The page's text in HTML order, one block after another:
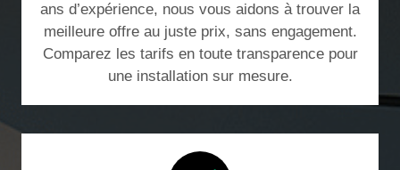
ans d’expérience, nous vous aidons à trouver la
meilleure offre au juste prix, sans engagement.
Comparez les tarifs en toute transparence pour
une installation sur mesure.